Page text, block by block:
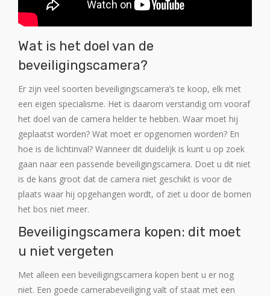
Wat is het doel van de
beveiligingscamera?
Er zijn veel soorten beveiligingscamera’s te koop, elk met
een eigen specialisme. Het is daarom verstandig om vooraf
het doel van de camera helder te hebben. Waar moet hij
geplaatst worden? Wat moet er opgenomen worden? En
hoe is de lichtinval? Wanneer dit duidelijk is kunt u op zoek
gaan naar een passende beveiligingscamera. Doet u dit niet
is de kans groot dat de camera niet geschikt is voor de
plaats waar hij opgehangen wordt, of ziet u door de bomen
het bos niet meer.
Beveiligingscamera kopen: dit moet
u niet vergeten
Met alleen een beveiligingscamera kopen bent u er nog
niet. Een goede camerabeveiliging valt of staat met een